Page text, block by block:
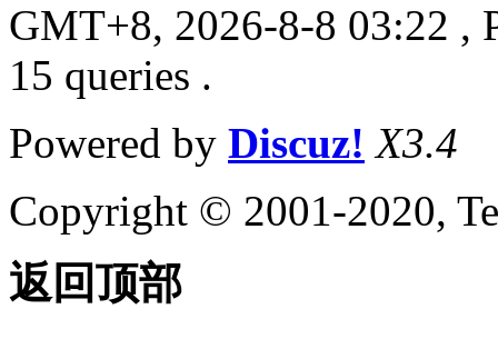
GMT+8, 2026-8-8 03:22 ,
15 queries .
Powered by Discuz! X3.4
Copyright © 2001-2020,
返回顶部